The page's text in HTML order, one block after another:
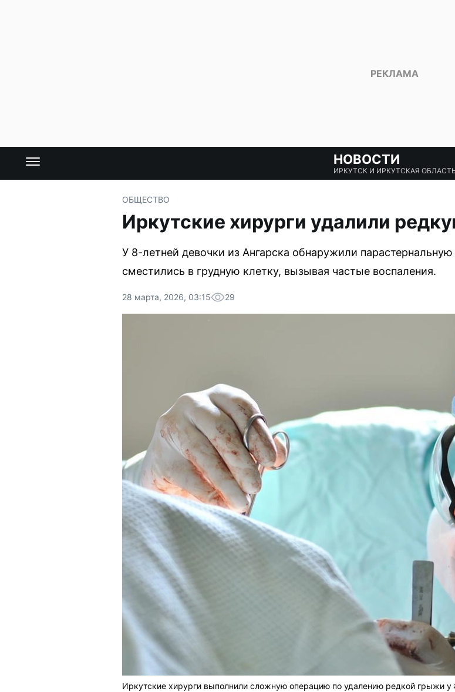
НОВОСТИ
ИРКУТСК И ИРКУТСКАЯ
ОБЩЕСТВО
Иркутские хирурги удалили
У 8-летней девочки из Ангарска обнаружили
сместились в грудную клетку, вызывая частые воспаления.
28 марта, 2026, 03:15 29
Иркутские хирурги выполнили сложную операцию по удалению редкой грыжи у